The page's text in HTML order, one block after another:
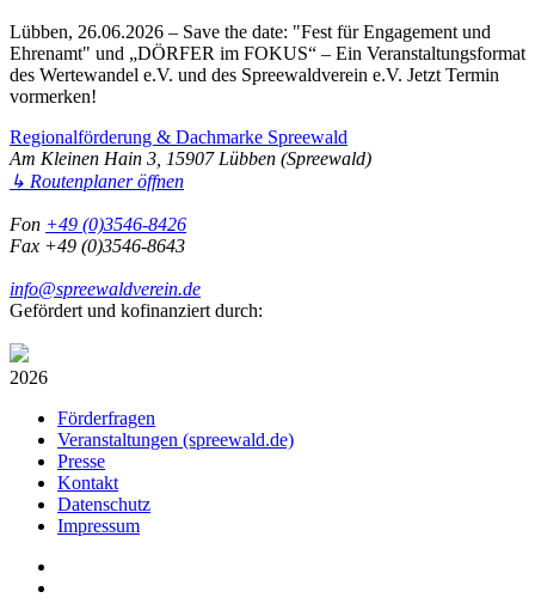
Lübben, 26.06.2026 – Save the date: "Fest für Engagement und
Ehrenamt" und „DÖRFER im FOKUS“ – Ein Veranstaltungsformat
des Wertewandel e.V. und des Spreewaldverein e.V. Jetzt Termin
vormerken!
Regionalförderung & Dachmarke Spreewald
Am Kleinen Hain 3, 15907 Lübben (Spreewald)
↳ Routenplaner öffnen
Fon +49 (0)3546-8426
Fax +49 (0)3546-8643
info@spreewaldverein.de
Gefördert und kofinanziert durch:
2026
Förderfragen
Veranstaltungen (spreewald.de)
Presse
Kontakt
Datenschutz
Impressum